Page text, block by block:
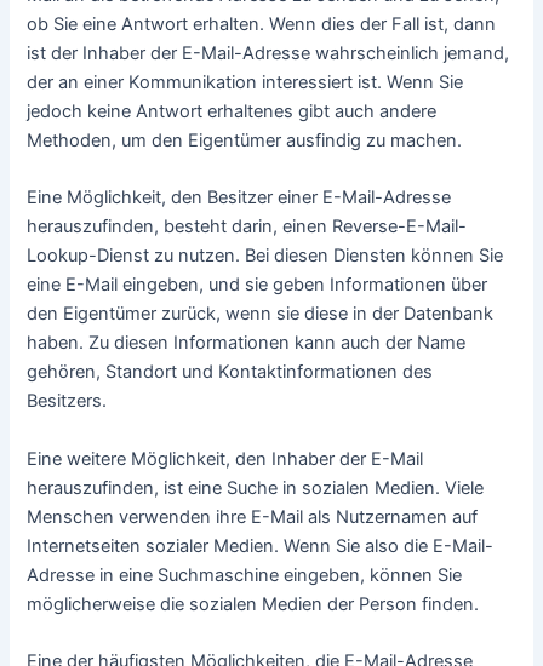
So lässt sich der Besitzer
einer E-Mail Adresse
herausfinden
Vonadmin/
Adresse herauszufinden.
ob Sie eine Antwort erhalten. Wenn dies der Fall ist, dann
ist der Inhaber der E-Mail-Adresse wahrscheinlich jemand,
der an einer Kommunikation interessiert ist. Wenn Sie